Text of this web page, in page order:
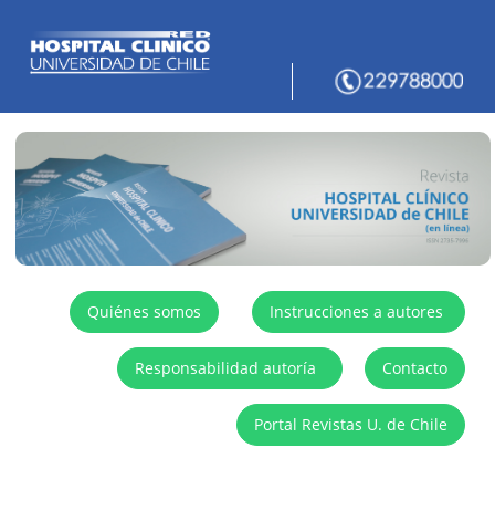
Quiénes somos Instrucciones a autores
Responsabilidad autoría Contacto
Portal Revistas U. de Chile